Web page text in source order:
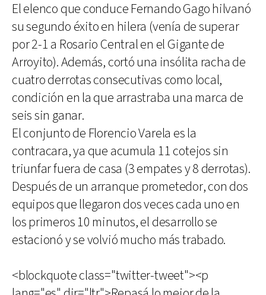
El elenco que conduce Fernando Gago hilvanó
su segundo éxito en hilera (venía de superar
por 2-1 a Rosario Central en el Gigante de
Arroyito). Además, cortó una insólita racha de
cuatro derrotas consecutivas como local,
condición en la que arrastraba una marca de
seis sin ganar.
El conjunto de Florencio Varela es la
contracara, ya que acumula 11 cotejos sin
triunfar fuera de casa (3 empates y 8 derrotas).
Después de un arranque prometedor, con dos
equipos que llegaron dos veces cada uno en
los primeros 10 minutos, el desarrollo se
estacionó y se volvió mucho más trabado.
<blockquote class="twitter-tweet"><p